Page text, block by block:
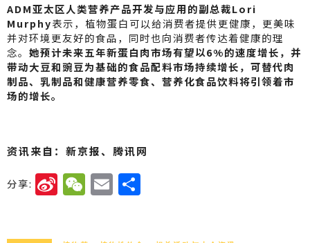
ADM亚太区人类营养产品开发与应用的副总裁Lori
Murphy表示，植物蛋白可以给消费者提供更健康，更美味
并对环境更友好的食品，同时也向消费者传达着健康的理
念。 她预计未来五年新蛋白肉市场有望以6%的速度增长，并
带动大豆和豌豆为基础的食品配料市场持续增长，可替代肉
制品、乳制品和健康营养零食、营养化食品饮料将引领着市
场的增长。
资讯来自：新京报、腾讯网
分享: Si
n
W
e
E
m